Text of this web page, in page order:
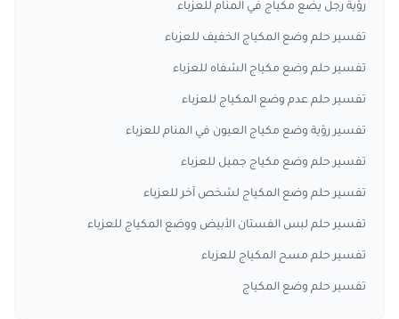
رؤية رجل يضع مكياج في المنام للعزباء
تفسير حلم وضع المكياج الخفيف للعزباء
تفسير حلم وضع مكياج الشفاه للعزباء
تفسير حلم عدم وضع المكياج للعزباء
تفسير رؤية وضع مكياج العيون في المنام للعزباء
تفسير حلم وضع مكياج جميل للعزباء
تفسير حلم وضع المكياج لشخص آخر للعزباء
تفسير حلم لبس الفستان الأبيض ووضع المكياج للعزباء
تفسير حلم مسح المكياج للعزباء
تفسير حلم وضع المكياج